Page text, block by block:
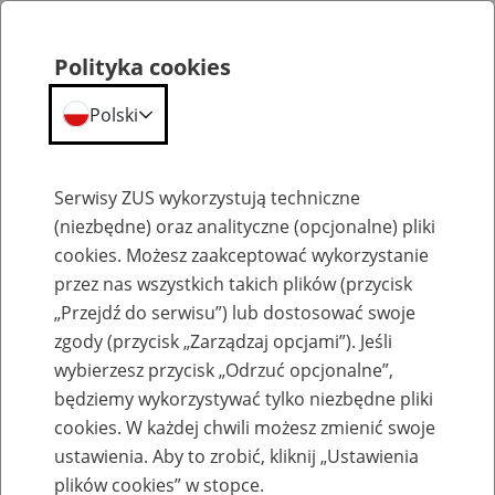
Komunikaty
Komunikat dla płatników składek
korzystających z usług centrum
Polityka cookies
Polski
Serwisy ZUS wykorzystują techniczne
(niezbędne) oraz analityczne (opcjonalne) pliki
cookies. Możesz zaakceptować wykorzystanie
przez nas wszystkich takich plików (przycisk
„Przejdź do serwisu”) lub dostosować swoje
zgody (przycisk „Zarządzaj opcjami”). Jeśli
wybierzesz przycisk „Odrzuć opcjonalne”,
będziemy wykorzystywać tylko niezbędne pliki
cookies. W każdej chwili możesz zmienić swoje
ustawienia. Aby to zrobić, kliknij „Ustawienia
plików cookies” w stopce.